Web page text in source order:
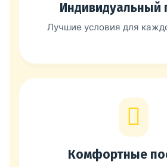
Индивидуальный
Лучшие условия для
Комфортные